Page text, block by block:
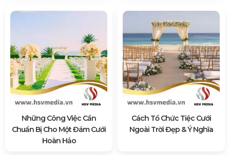
Những Công Việc Cần
Chuẩn Bị Cho Một Đám Cưới
Hoàn Hảo
Cách Tổ Chức Tiệc Cưới
Ngoài Trời Đẹp & Ý Nghĩa